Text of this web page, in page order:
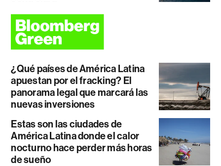
¿Qué países de América Latina
apuestan por el fracking? El
panorama legal que marcará las
nuevas inversiones
Estas son las ciudades de
América Latina donde el calor
nocturno hace perder más horas
de sueño